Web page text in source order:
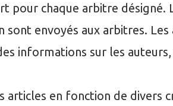
pour chaque arbitre désigné.
envoyés aux arbitres. Les
informations sur les
articles en fonction de divers